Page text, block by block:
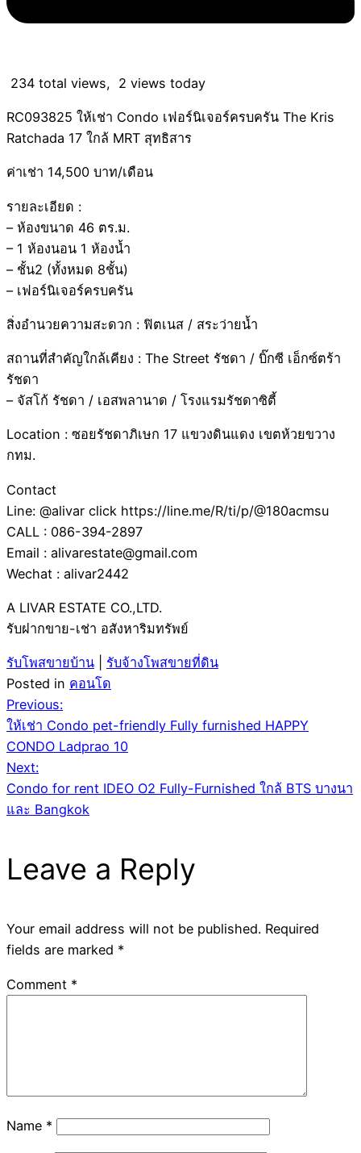
234 total views, 2 views today
RC093825 ให้เช่า Condo เฟอร์นิเจอร์ครบครัน The Kris
Ratchada 17 ใกล้ MRT สุทธิสาร
ค่าเช่า 14,500 บาท/เดือน
รายละเอียด :
– ห้องขนาด 46 ตร.ม.
– 1 ห้องนอน 1 ห้องน้ำ
– ชั้น2 (ทั้งหมด 8ชั้น)
– เฟอร์นิเจอร์ครบครัน
สิ่งอำนวยความสะดวก : ฟิตเนส / สระว่ายน้ำ
สถานที่สำคัญใกล้เคียง : The Street รัชดา / บิ๊กซี เอ็กซ์ตร้า
รัชดา
– จัสโก้ รัชดา / เอสพลานาด / โรงแรมรัชดาซิตี้
Location : ซอยรัชดาภิเษก 17 แขวงดินแดง เขตห้วยขวาง
กทม.
Contact
Line: @alivar click https://line.me/R/ti/p/@180acmsu
CALL : 086-394-2897
Email : alivarestate@gmail.com
Wechat : alivar2442
A LIVAR ESTATE CO.,LTD.
รับฝากขาย-เช่า อสังหาริมทรัพย์
รับโพสขายบ้าน
รับจ้างโพสขายที่ดิน
Posted in คอนโด
Post
navigation
Previous:
ให้เช่า Condo pet-friendly Fully furnished HAPPY
CONDO Ladprao 10
Next:
Condo for rent IDEO O2 Fully-Furnished ใกล้ BTS บางนา
และ Bangkok
Leave a Reply
Your email address will not be published. Required
fields are marked *
Comment *
Name *